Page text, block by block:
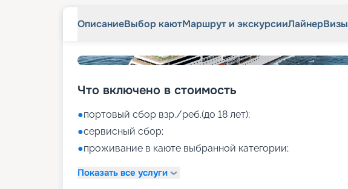
ОписаниеВыбор каютМаршрут и экскурсииЛайнерВизы
Что включено в стоимость
●портовый сбор взр./реб.(до 18 лет);
●сервисный сбор;
●проживание в каюте выбранной категории;
Показать все услуги